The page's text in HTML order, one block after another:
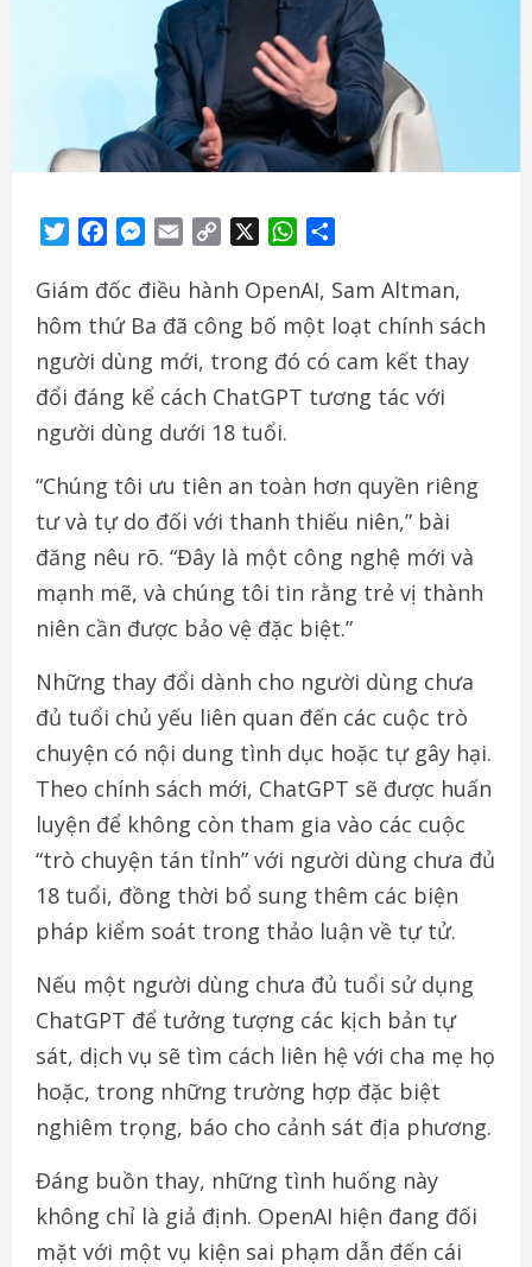
TwitterFacebookMessenger
Email
Copy
WhatsApp
Giám đốc điều hành OpenAI, Sam Altman,
hôm thứ Ba đã công bố một loạt chính sách
người dùng mới, trong đó có cam kết thay
đổi đáng kể cách ChatGPT tương tác với
người dùng dưới 18 tuổi.
“Chúng tôi ưu tiên an toàn hơn quyền riêng
tư và tự do đối với thanh thiếu niên,” bài
đăng nêu rõ. “Đây là một công nghệ mới và
mạnh mẽ, và chúng tôi tin rằng trẻ vị thành
niên cần được bảo vệ đặc biệt.”
Những thay đổi dành cho người dùng chưa
đủ tuổi chủ yếu liên quan đến các cuộc trò
chuyện có nội dung tình dục hoặc tự gây hại.
Theo chính sách mới, ChatGPT sẽ được huấn
luyện để không còn tham gia vào các cuộc
“trò chuyện tán tỉnh” với người dùng chưa đủ
18 tuổi, đồng thời bổ sung thêm các biện
pháp kiểm soát trong thảo luận về tự tử.
Nếu một người dùng chưa đủ tuổi sử dụng
ChatGPT để tưởng tượng các kịch bản tự
sát, dịch vụ sẽ tìm cách liên hệ với cha mẹ họ
hoặc, trong những trường hợp đặc biệt
nghiêm trọng, báo cho cảnh sát địa phương.
Đáng buồn thay, những tình huống này
không chỉ là giả định. OpenAI hiện đang đối
mặt với một vụ kiện sai phạm dẫn đến cái